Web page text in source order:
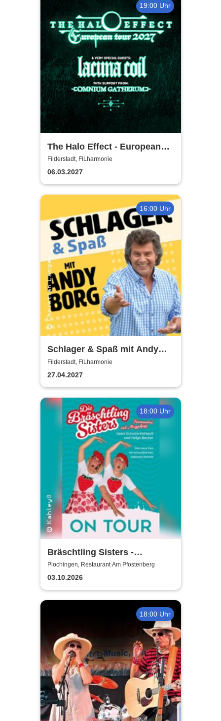
19:00 Uhr
The Halo Effect - European
Tour 2027
Filderstadt, FILharmonie
06.03.2027
16:00 Uhr
Schlager & Spaß mit Andy
Borg und Gästen
Filderstadt, FILharmonie
27.04.2027
18:00 Uhr
Bräschtling Sisters -
Kamasutrai on Muggafugg
Plochingen, Restaurant Am Pfostenberg
03.10.2026
18:00 Uhr